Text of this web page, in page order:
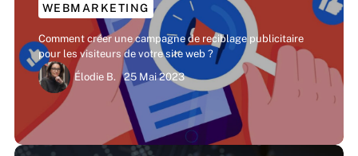
WEBMARKETING
Comment créer une campagne de reciblage publicitaire
pour les visiteurs de votre site web ?
Élodie B.
25 Mai 2023